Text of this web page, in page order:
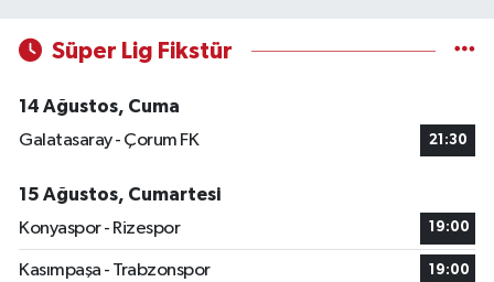
Süper Lig Fikstür
14 Ağustos, Cuma
Galatasaray - Çorum FK
21:30
15 Ağustos, Cumartesi
Konyaspor - Rizespor
19:00
Kasımpaşa - Trabzonspor 19:00